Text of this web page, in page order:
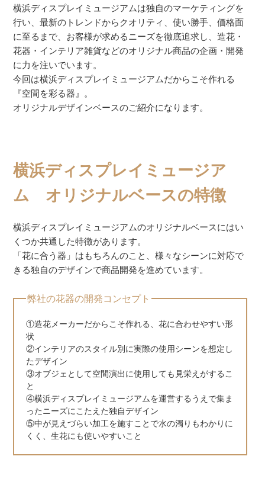
OFFICIAL SNS
横浜ディスプレイミュージアムは独自のマーケティングを
行い、最新のトレンドからクオリティ、使い勝手、価格面
に至るまで、お客様が求めるニーズを徹底追求し、造花・
花器・インテリア雑貨などのオリジナル商品の企画・開発
に力を注いでいます。
今回は横浜ディスプレイミュージアムだからこそ作れる
『空間を彩る器』。
オリジナルデザインベースのご紹介になります。
横浜ディスプレイミュージア
ム オリジナルベースの特徴
横浜ディスプレイミュージアムのオリジナルベースにはい
くつか共通した特徴があります。
「花に合う器」はもちろんのこと、様々なシーンに対応で
きる独自のデザインで商品開発を進めています。
弊社の花器の開発コンセプト
①造花メーカーだからこそ作れる、花に合わせやすい形
状
②インテリアのスタイル別に実際の使用シーンを想定し
たデザイン
③オブジェとして空間演出に使用しても見栄えがするこ
と
④横浜ディスプレイミュージアムを運営するうえで集ま
ったニーズにこたえた独自デザイン
⑤中が見えづらい加工を施すことで水の濁りもわかりに
くく、生花にも使いやすいこと